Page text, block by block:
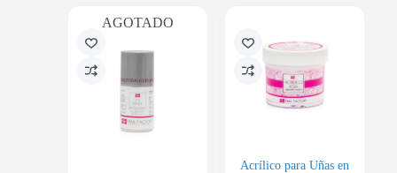
AGOTADO
Acrílico para Uñas en